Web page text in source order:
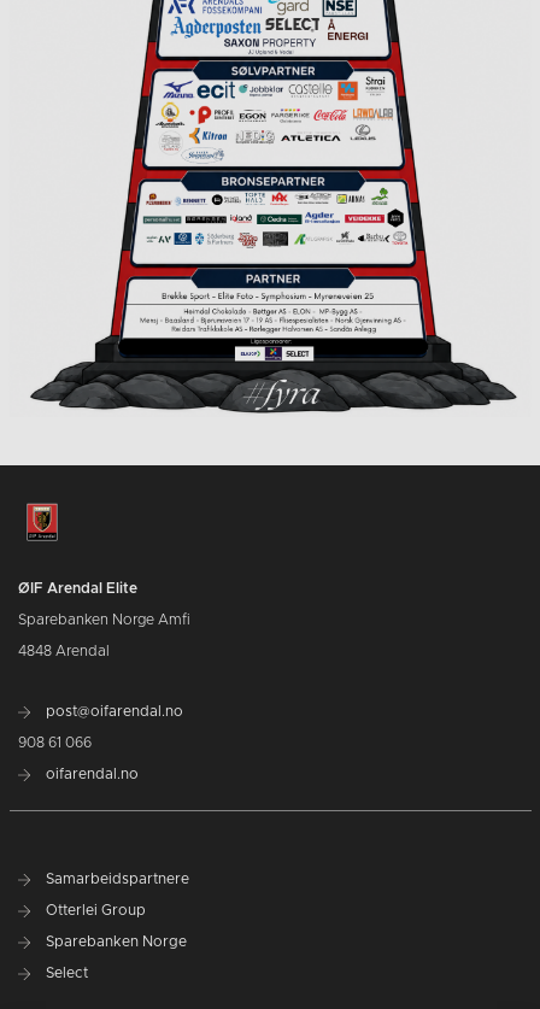
ØIF Arendal Elite
Sparebanken Norge Amfi
4848 Arendal
post@oifarendal.no
908 61 066
oifarendal.no
Samarbeidspartnere
Otterlei Group
Sparebanken Norge
Select